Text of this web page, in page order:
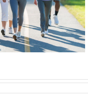
avec retour
d’information
auditif peut
démarche.